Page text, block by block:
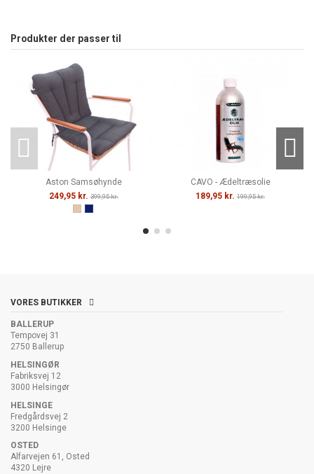
Produkter der passer til
Aston Samsøhynde
249,95 kr. 399,95 kr.
CAVO - Ædeltræsolie
189,95 kr. 199,95 kr.
VORES BUTIKKER
BALLERUP
Tempovej 31
2750 Ballerup
HELSINGØR
Fabriksvej 12
3000 Helsingør
HELSINGE
Fredgårdsvej 2
3200 Helsinge
OSTED
Alfarvejen 61, Osted
4320 Lejre